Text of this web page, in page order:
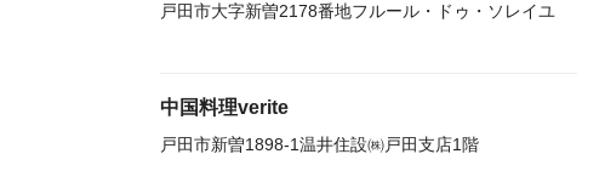
戸田市大字新曽2178番地フルール・ドゥ・ソレイユ
中国料理verite
戸田市新曽1898-1温井住設㈱戸田支店1階